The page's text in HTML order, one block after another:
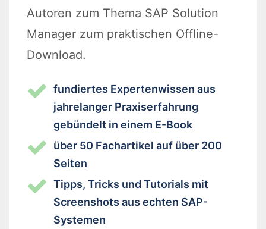
Autoren zum Thema SAP Solution
Manager zum praktischen Offline-
Download.
fundiertes Expertenwissen aus
jahrelanger Praxiserfahrung
gebündelt in einem E-Book
über 50 Fachartikel auf über 200
Seiten
Tipps, Tricks und Tutorials mit
Screenshots aus echten SAP-
Systemen